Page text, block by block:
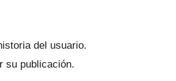
del usuario.
su publicación.